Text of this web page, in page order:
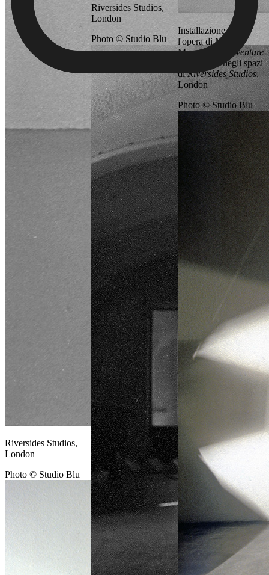
Riversides Studios,
London
Photo © Studio Blu
Riversides Studios,
London
Photo © Studio Blu
Installazione con
l'opera di Marco
Mazzucconi
Avventure
e negli spazi
diRiversides Studios,
London
Photo © Studio Blu